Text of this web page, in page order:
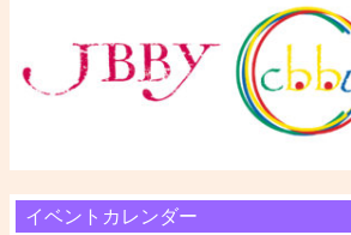
イベントカレンダー